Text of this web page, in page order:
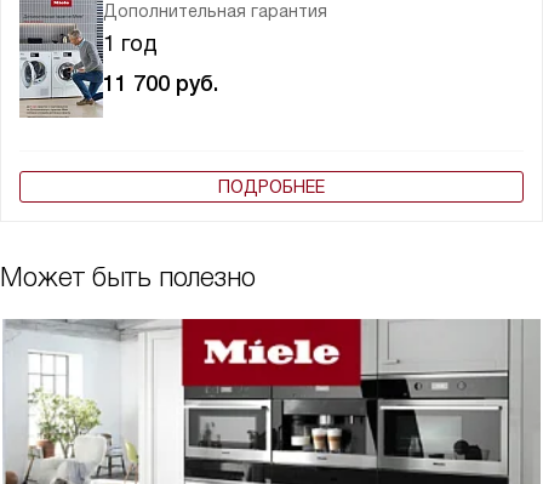
Дополнительная гарантия
1 год
11 700 руб.
ПОДРОБНЕЕ
Может быть полезно